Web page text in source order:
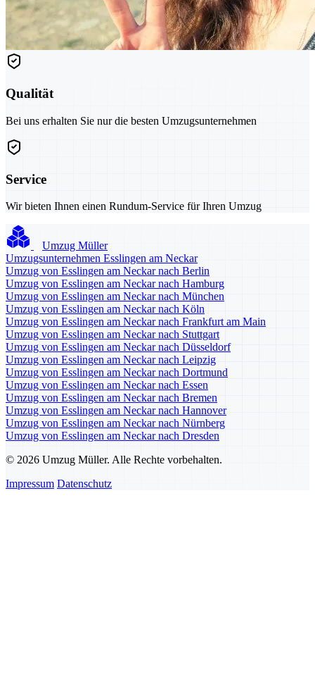
Qualität
Bei uns erhalten Sie nur die besten Umzugsunternehmen
Service
Wir bieten Ihnen einen Rundum-Service für Ihren Umzug
Umzug Müller
Umzugsunternehmen Esslingen am Neckar
Umzug von Esslingen am Neckar nach Berlin
Umzug von Esslingen am Neckar nach Hamburg
Umzug von Esslingen am Neckar nach München
Umzug von Esslingen am Neckar nach Köln
Umzug von Esslingen am Neckar nach Frankfurt am Main
Umzug von Esslingen am Neckar nach Stuttgart
Umzug von Esslingen am Neckar nach Düsseldorf
Umzug von Esslingen am Neckar nach Leipzig
Umzug von Esslingen am Neckar nach Dortmund
Umzug von Esslingen am Neckar nach Essen
Umzug von Esslingen am Neckar nach Bremen
Umzug von Esslingen am Neckar nach Hannover
Umzug von Esslingen am Neckar nach Nürnberg
Umzug von Esslingen am Neckar nach Dresden
© 2026 Umzug Müller. Alle Rechte vorbehalten.
Impressum Datenschutz